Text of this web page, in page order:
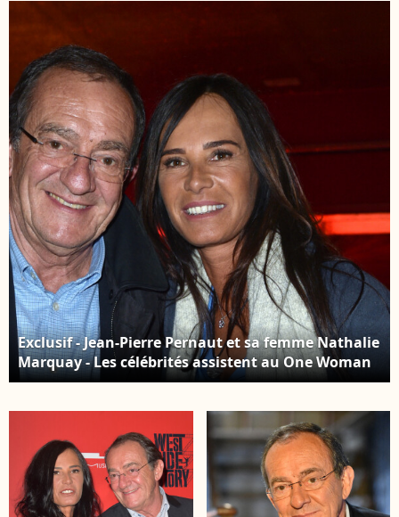
One Woman Show de
l'humoriste E.Poux "Le
syndrome du
Playmobil" au Casino
de Paris, France, le 15
avril 2019. © Giancarlo
Gorassini/Bestimage
Playmobil" au Casino
de Paris, France, le 15
avril 2019. © Giancarlo
Gorassini/Bestimage
Exclusif - Jean-Pierre Pernaut et sa femme Nathalie
Marquay - Les célébrités assistent au One Woman
Show de l'humoriste E.Poux "Le syndrome du
2019. © Giancarlo Gorassini/Bestimage